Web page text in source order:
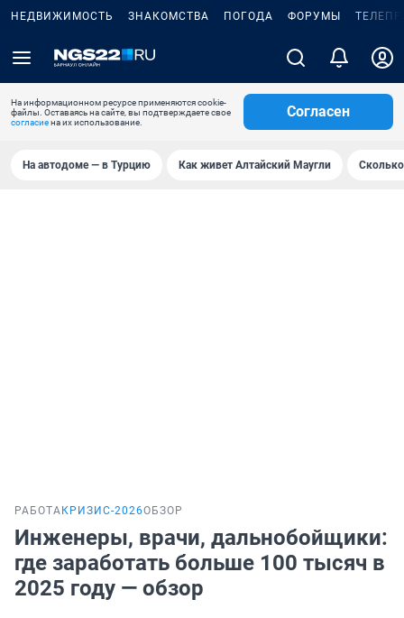
НЕДВИЖИМОСТЬ ЗНАКОМСТВА ПОГОДА ФОРУМЫ
На информационном ресурсе применяются cookie-
файлы. Оставаясь на сайте, вы подтверждаете свое
согласиена их использование.
Согласен
На автодоме — в Турцию Как живет Алтайский Маугли
РАБОТА КРИЗИС-2026ОБЗОР
Инженеры, врачи, дальнобойщики:
где заработать больше 100 тысяч в
2025 году — обзор